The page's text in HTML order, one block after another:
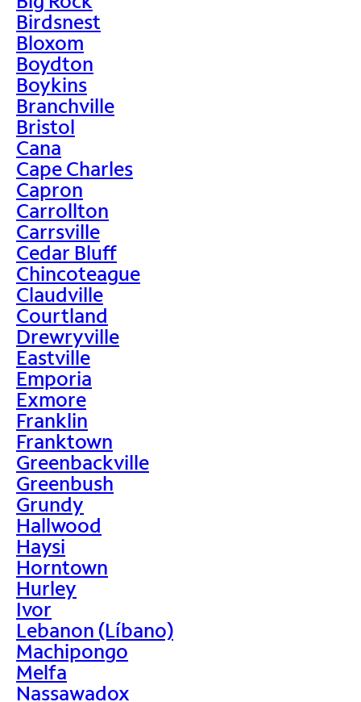
Birdsnest
Bloxom
Boydton
Boykins
Branchville
Bristol
Cana
Cape Charles
Capron
Carrollton
Carrsville
Cedar Bluff
Chincoteague
Claudville
Courtland
Drewryville
Eastville
Emporia
Exmore
Franklin
Franktown
Greenbackville
Greenbush
Grundy
Hallwood
Haysi
Horntown
Hurley
Ivor
Lebanon (Líbano)
Machipongo
Melfa
Nassawadox